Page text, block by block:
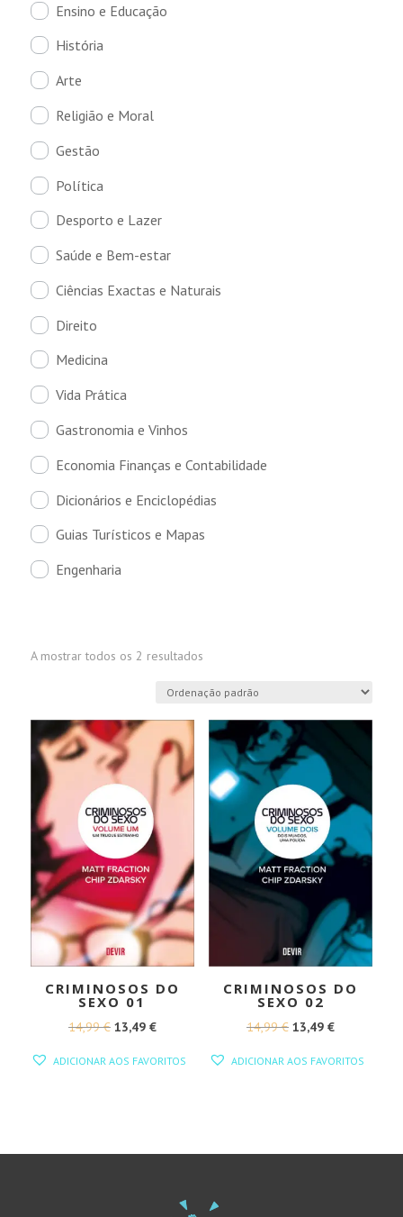
Ensino e Educação
História
Arte
Religião e Moral
Gestão
Política
Desporto e Lazer
Saúde e Bem-estar
Ciências Exactas e Naturais
Direito
Medicina
Vida Prática
Gastronomia e Vinhos
Economia Finanças e Contabilidade
Dicionários e Enciclopédias
Guias Turísticos e Mapas
Engenharia
A mostrar todos os 2 resultados
CRIMINOSOS DO
SEXO 01
14,99€ O
13,49 €O
ADICIONAR AOS FAVORITOS
CRIMINOSOS DO
SEXO 02
14,99€ O
13,49 €O
ADICIONAR AOS FAVORITOS